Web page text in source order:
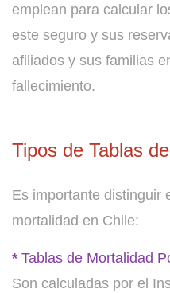
emplean para calcular
este seguro y sus
afiliados y sus familias
fallecimiento.
Tipos de Tablas
Es importante distinguir
mortalidad en Chile:
* Tablas de Mortalidad
Son calculadas por el